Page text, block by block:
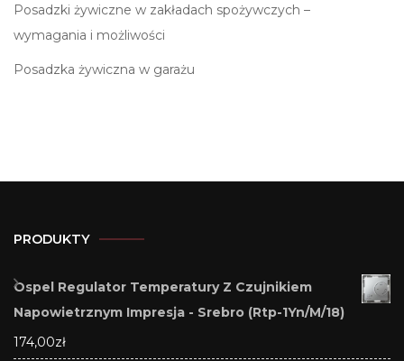
Posadzki żywiczne w zakładach spożywczych –
wymagania i możliwości
Posadzka żywiczna w garażu
PRODUKTY
Ospel Regulator Temperatury Z Czujnikiem
Napowietrznym Impresja - Srebro (Rtp-1Yn/M/18)
174,00zł